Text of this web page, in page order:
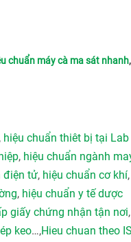
chuẩn máy cà ma sát nhanh
, hiệu chuẩn thiêt bị tại Lab
, hiệu chuẩn ngành
điện tử, hiệu chuẩn cơ khí
, hiệu chuẩn y tế dược
giấy chứng nhận tận nơi
keo…,Hieu chuan theo